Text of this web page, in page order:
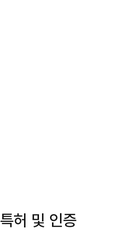
특허 및 인증